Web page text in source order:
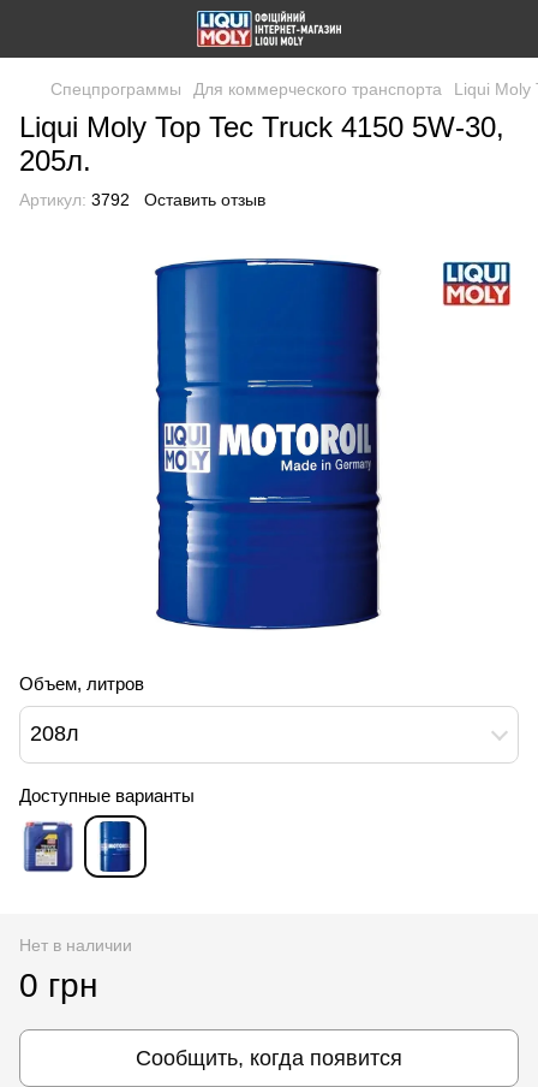
Спецпрограммы Для коммерческого транспорта Liqui Moly
Liqui Moly Top Tec Truck 4150 5W-30,
205л.
Артикул: 3792 Оставить отзыв
Объем, литров
208л
Доступные варианты
Нет в наличии
0 грн
Сообщить, когда появится